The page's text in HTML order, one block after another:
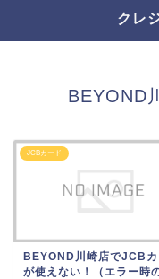
クレ
BEYOND
JCBカード
BEYOND川崎店でJCBカ
が使えない！（エラー時